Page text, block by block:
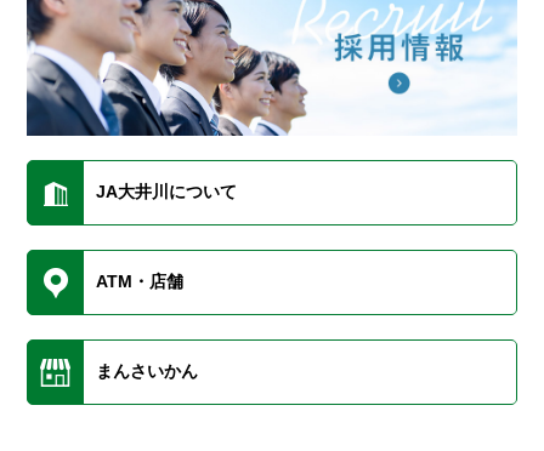
JA大井川について
ATM・店舗
まんさいかん